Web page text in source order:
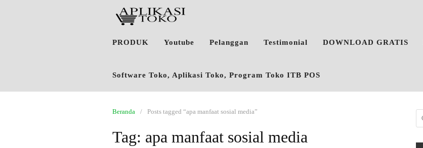
PRODUK Youtube Pelanggan Testimonial DOWNLOAD GRATIS
Software Toko, Aplikasi Toko, Program Toko ITB POS
Beranda Posts tagged “apa manfaat sosial media”
Tag: apa manfaat sosial media